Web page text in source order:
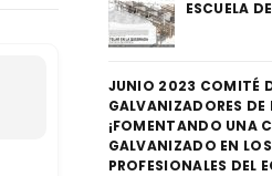
ESCUELA
JUNIO 2023 COMITÉ
GALVANIZADORES DE
¡FOMENTANDO UNA
GALVANIZADO EN
PROFESIONALES DEL